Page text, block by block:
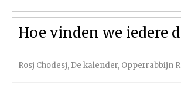
Hoe vinden we iedere
Rosj Chodesj, De kalender, Opperrabbijn